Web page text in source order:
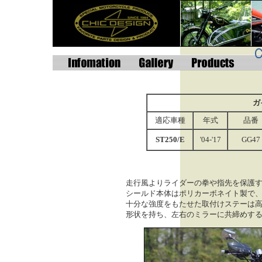
適応車種
年式 品番
ST250/E '04-'17 GG47
走行風よりライダーの拳や指先を保護
シールド本体はポリカーボネイト製で
十分な強度をもたせた取付けステーは
形状を持ち、 左右のミラーに共締めす